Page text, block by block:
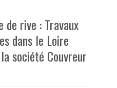
de rive : Travaux
dans le Loire
société Couvreur